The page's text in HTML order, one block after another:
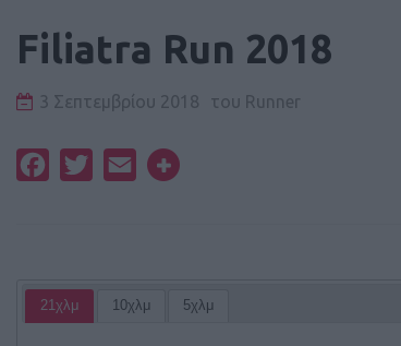
Filiatra Run 2018
3 Σεπτεμβρίου 2018 του Runner
FacebookTwitterEmail
21χλμ 10χλμ 5χλμ